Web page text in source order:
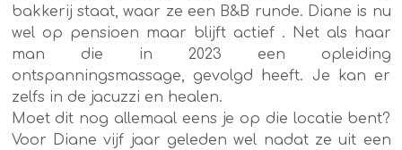
bakkerij staat, waar ze een B&B runde. Diane is nu
wel op pensioen maar blijft actief . Net als haar
man die in 2023 een opleiding
ontspanningsmassage, gevolgd heeft. Je kan er
zelfs in de jacuzzi en healen.
Moet dit nog allemaal eens je op die locatie bent?
Voor Diane vijf jaar geleden wel nadat ze uit een